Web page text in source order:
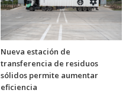
Nueva estación de
transferencia de residuos
sólidos permite aumentar
eficiencia